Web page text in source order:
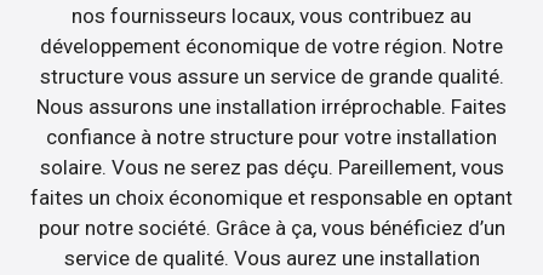
nos fournisseurs locaux, vous contribuez au
développement économique de votre région. Notre
structure vous assure un service de grande qualité.
Nous assurons une installation irréprochable. Faites
confiance à notre structure pour votre installation
solaire. Vous ne serez pas déçu. Pareillement, vous
faites un choix économique et responsable en optant
pour notre société. Grâce à ça, vous bénéficiez d’un
service de qualité. Vous aurez une installation